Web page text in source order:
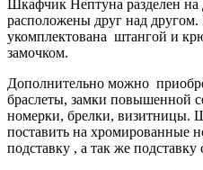
Шкафчик Нептуна разделен на
расположены друг над другом.
укомплектована штангой и
замочком.
Дополнительно можно
браслеты, замки повышенной
номерки, брелки,
поставить на хромированные
подставку , а так же подставку